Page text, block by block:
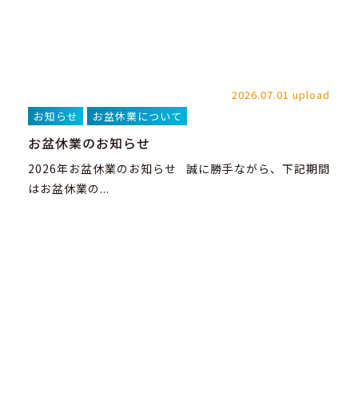
2026.07.01 upload
お知らせ
お盆休業について
お盆休業のお知らせ
2026年お盆休業のお知らせ 誠に勝手ながら、下記期間
はお盆休業の...